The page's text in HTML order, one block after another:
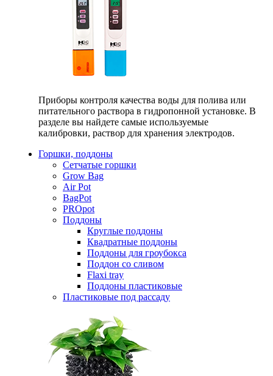
Приборы контроля качества воды для полива или
питательного раствора в гидропонной установке. В
разделе вы найдете самые используемые
калибровки, раствор для хранения электродов.
Горшки, поддоны
Сетчатые горшки
Grow Bag
Air Pot
BagPot
PROpot
Поддоны
Круглые поддоны
Квадратные поддоны
Поддоны для гроубокса
Поддон со сливом
Flaxi tray
Поддоны пластиковые
Пластиковые под рассаду